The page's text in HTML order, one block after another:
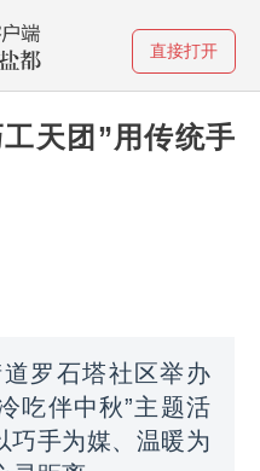
直接打开
天团”用传统手
罗石塔社区举办
吃伴中秋”主题活
巧手为媒、温暖为